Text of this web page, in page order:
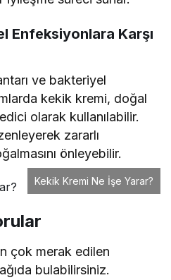
Enfeksiyonlara Karşı
ve bakteriyel
kekik kremi, doğal
olarak kullanılabilir.
zararlı
önleyebilir.
Kekik Kremi Ne İşe Yarar?
çok merak edilen
bulabilirsiniz.